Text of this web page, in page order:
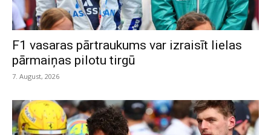
F1 vasaras pārtraukums var izraisīt lielas
pārmaiņas pilotu tirgū
7. August, 2026